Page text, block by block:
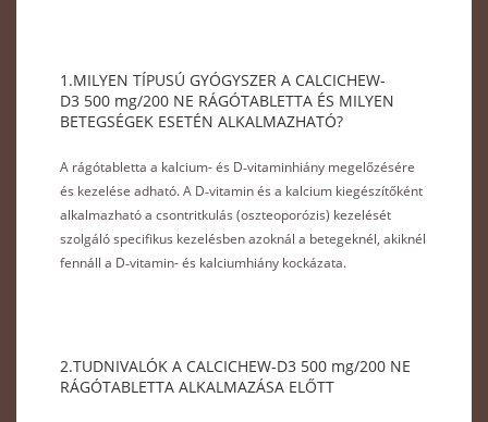
1.MILYEN TÍPUSÚ GYÓGYSZER A CALCICHEW-
D3 500 mg/200 NE RÁGÓTABLETTA ÉS MILYEN
BETEGSÉGEK ESETÉN ALKALMAZHATÓ?
A rágótabletta a kalcium- és D‑vitaminhiány megelőzésére
és kezelése adható. A D‑vitamin és a kalcium kiegészítőként
alkalmazható a csontritkulás (oszteoporózis) kezelését
szolgáló specifikus kezelésben azoknál a betegeknél, akiknél
fennáll a D‑vitamin- és kalciumhiány kockázata.
2.TUDNIVALÓK A CALCICHEW-D3 500 mg/200 NE
RÁGÓTABLETTA ALKALMAZÁSA ELŐTT